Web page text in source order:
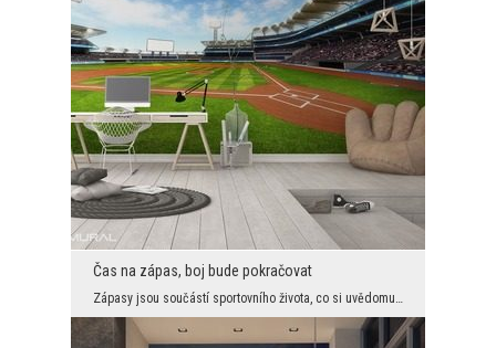
Čas na zápas, boj bude pokračovat